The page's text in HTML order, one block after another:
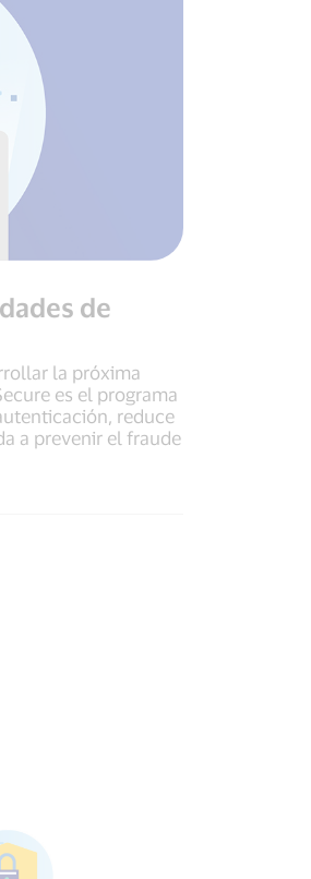
de
la próxima
es el programa
reduce
a prevenir el fraude